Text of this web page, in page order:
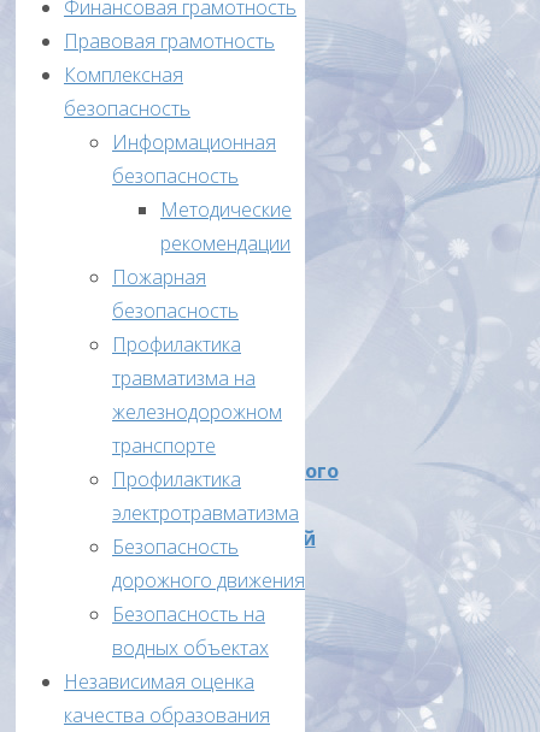
2020/21
учебном
году
(таблица
2)
Приказ
ОУО
№13/1
от
02.03.2021
года
«Об
итогах
муниципального
этапа
Всероссийской
олимпиады
школьников
в
2020-
2021
Финансовая грамотность
Правовая грамотность
Комплексная
безопасность
Информационная
безопасность
Методические
рекомендации
Пожарная
безопасность
Профилактика
травматизма на
железнодорожном
транспорте
Профилактика
электротравматизма
Безопасность
дорожного движения
Безопасность на
водных объектах
Независимая оценка
качества образования